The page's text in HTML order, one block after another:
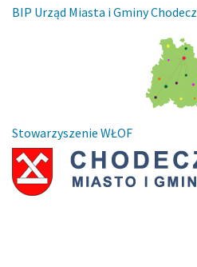
BIP Urząd Miasta i Gminy Chodecz
Stowarzyszenie WŁOF